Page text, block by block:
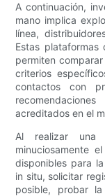
A continuación,
mano implica
línea,
Estas
permiten
criterios
contactos con
acreditados en el
Al realizar una
minuciosamente
disponibles para
in situ, solicitar
posible, probar